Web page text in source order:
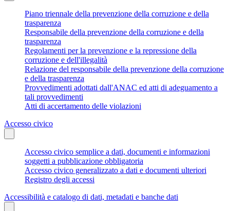
Piano triennale della prevenzione della corruzione e della
trasparenza
Responsabile della prevenzione della corruzione e della
trasparenza
Regolamenti per la prevenzione e la repressione della
corruzione e dell'illegalità
Relazione del responsabile della prevenzione della corruzione
e della trasparenza
Provvedimenti adottati dall'ANAC ed atti di adeguamento a
tali provvedimenti
Atti di accertamento delle violazioni
Accesso civico
Accesso civico semplice a dati, documenti e informazioni
soggetti a pubblicazione obbligatoria
Accesso civico generalizzato a dati e documenti ulteriori
Registro degli accessi
Accessibilità e catalogo di dati, metadati e banche dati